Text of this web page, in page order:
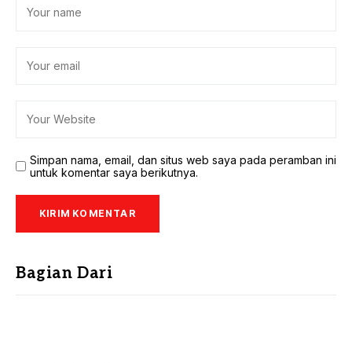
Simpan nama, email, dan situs web saya pada peramban ini
untuk komentar saya berikutnya.
Bagian Dari